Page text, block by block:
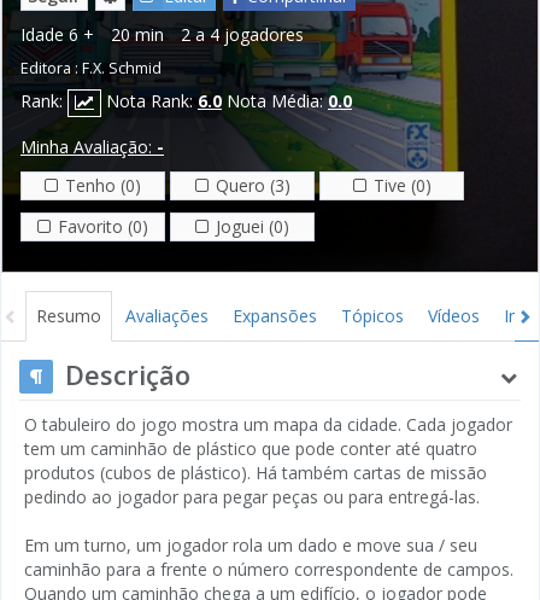
Idade 6 + 20 min 2 a 4 jogadores
Editora : F.X. Schmid
Rank: Nota Rank: 6.0 Nota Média:0.0
Minha Avaliação: -
Tenho (0)
Quero (3)
Tive (0)
Favorito (0)
Joguei (0)
Resumo Avaliações Expansões Tópicos Vídeos
Descrição
O tabuleiro do jogo mostra um mapa da cidade. Cada jogador
tem um caminhão de plástico que pode conter até quatro
produtos (cubos de plástico). Há também cartas de missão
pedindo ao jogador para pegar peças ou para entregá-las.
Em um turno, um jogador rola um dado e move sua / seu
caminhão para a frente o número correspondente de campos.
Quando um caminhão chega a um edifício, o jogador pode